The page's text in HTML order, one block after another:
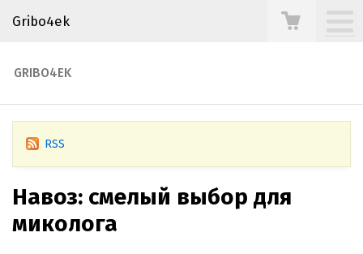
Gribo4ek
GRIBO4EK
RSS
Навоз: смелый выбор для
миколога